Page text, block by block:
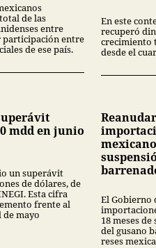
de las
entre
participación entre
de ese país.
En este
recuperó
crecimiento
desde el
mdd en junio
un superávit
de dólares, de
Esta cifra
frente al
de mayo
El Gobierno
18 meses
del gusano
reses